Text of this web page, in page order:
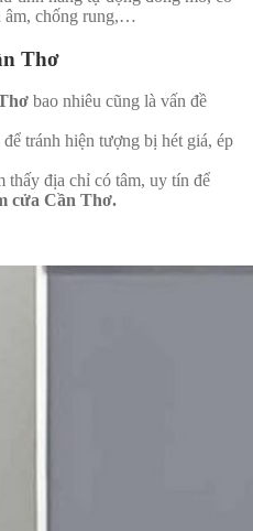
âm, chống rung,…
Thơ
bao nhiêu cũng là vấn đề
tránh hiện tượng bị hét giá, ép
thấy địa chỉ có tâm, uy tín để
cửa Cần Thơ.